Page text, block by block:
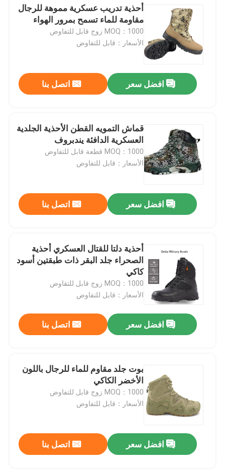
درع عسكري باليستي
قمصان عسكرية تكتيكية
معطف الشتاء العسكري
سترة عسكرية تكتيكية
أحذية جلدية عسكرية
أحذية اللباس العسكري
معدات الصيد في الهواء الطلق
معدات الصيد في الهواء الطلق
قفازات ركوب مقاومة للماء
النماذج العسكرية الحديثة
أحذية تدريب عسكرية مموهة للرجال
مقاومة للماء تسمح بمرور الهواء
MOQ：1000 زوج قابل للتفاوض
الأسعار：قابل للتفاوض
افضل سعر اتصل بنا
قماش التمويه القطن الأحذية الجلدية
العسكرية الدافئة يندبروف
MOQ：1000 قطعة قابل للتفاوض
الأسعار：قابل للتفاوض
افضل سعر اتصل بنا
أحذية دلتا للقتال العسكري أحذية
الصحراء جلد البقر ذات طبقتين أسود
كاكي
MOQ：1000 زوج قابل للتفاوض
الأسعار：قابل للتفاوض
افضل سعر اتصل بنا
بوت جلد مقاوم للماء للرجال باللون
الأخضر الكاكي
MOQ：1000 زوج قابل للتفاوض
الأسعار：قابل للتفاوض
افضل سعر اتصل بنا